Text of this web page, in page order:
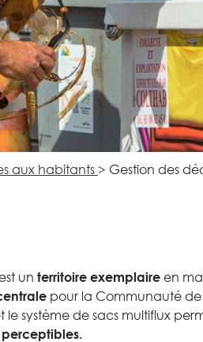
aux habitants> Gestion des
un territoire exemplaire en
pour la Communauté
le système de sacs multiflux
perceptibles.